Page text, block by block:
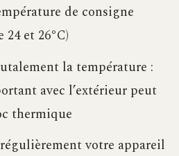
de consigne
et 26°C)
la température :
avec l’extérieur peut
thermique
votre appareil